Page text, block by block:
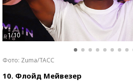
1/10
Фото: Zuma/ТАСС
10. Флойд Мейвезер